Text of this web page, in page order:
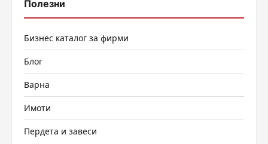
Полезни
Бизнес каталог за фирми
Блог
Варна
Имоти
Пердета и завеси